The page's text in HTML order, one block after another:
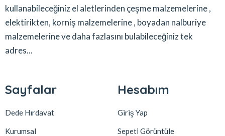
kullanabileceğiniz el aletlerinden çeşme malzemelerine ,
elektirikten, korniş malzemelerine , boyadan nalburiye
malzemelerine ve daha fazlasını bulabileceğiniz tek
adres...
Sayfalar
Dede Hırdavat
Kurumsal
Hesabım
Giriş Yap
Sepeti Görüntüle